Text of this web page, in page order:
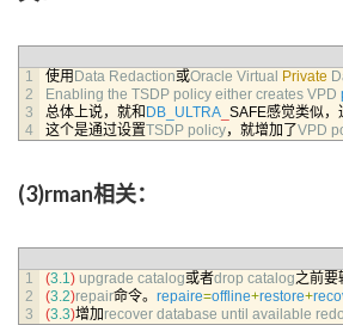
1
2
3
4
使用 Data Redaction或Oracle Virtual Private
Enabling the TSDP policy either creates VPD
总体上说，就和 DB_ULTRA SAFE感觉类似
这个是通过设置TSDP policy，就增加了VPD
(3)rman相关：
1
2
3
(3.1) upgrade catalog或者drop catalog之前要
(3.2)repair命令。 repaire=offline+restore+
(3.3)增加recover database until available redo